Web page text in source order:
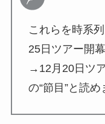
これらを時系
25日ツアー開
→12月20日ツ
の“節目”と読め